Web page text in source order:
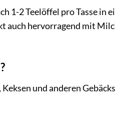
1-2 Teelöffel pro Tasse in
auch hervorragend mit
und anderen